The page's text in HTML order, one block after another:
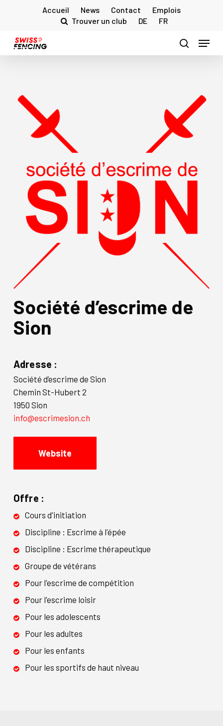
content
Accueil News Contact
Emplois
Trouver un club
DE FR
search
Menu
Société d’escrime de
Sion
Adresse :
Société d’escrime de Sion
Chemin St-Hubert 2
1950 Sion
info@escrimesion.ch
Website
Offre :
Cours d'initiation
Discipline : Escrime à l'épée
Discipline : Escrime thérapeutique
Groupe de vétérans
Pour l'escrime de compétition
Pour l'escrime loisir
Pour les adolescents
Pour les adultes
Pour les enfants
Pour les sportifs de haut niveau